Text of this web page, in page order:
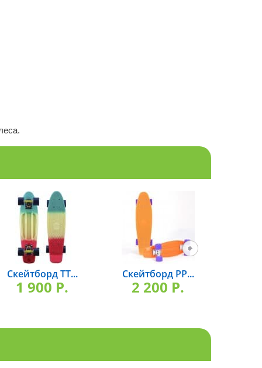
Скейтборд TT...
1 900 P.
Скейтборд РР...
2 200 P.